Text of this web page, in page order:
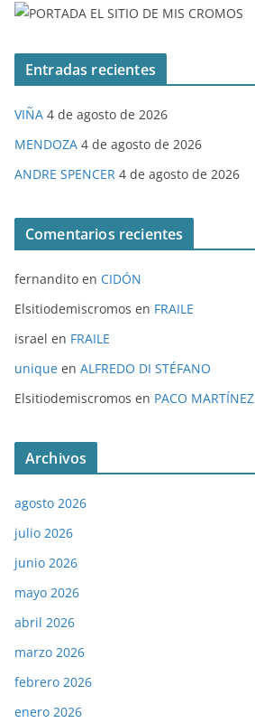
Entradas recientes
VIÑA 4 de agosto de 2026
MENDOZA 4 de agosto de 2026
ANDRE SPENCER 4 de agosto de 2026
Comentarios recientes
fernandito en CIDÓN
Elsitiodemiscromos en FRAILE
israel en FRAILE
unique en ALFREDO DI STÉFANO
Elsitiodemiscromos en PACO MARTÍNEZ
Archivos
agosto 2026
julio 2026
junio 2026
mayo 2026
abril 2026
marzo 2026
febrero 2026
enero 2026